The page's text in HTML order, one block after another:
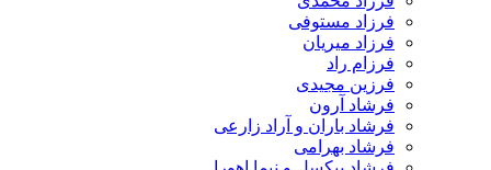
فرزاد مستوفی
فرزاد میریان
فرزام راد
فرزین مجیدی
فرشاد آرون
فرشاد باران و آراد زارعی
فرشاد بهرامی